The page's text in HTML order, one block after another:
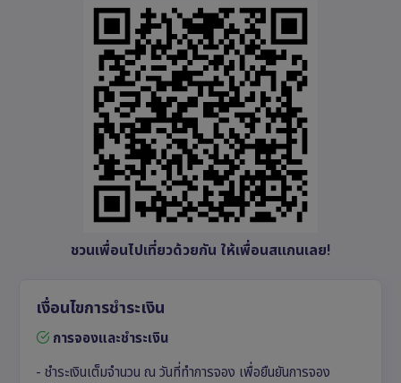
ชวนเพื่อนไปเที่ยวด้วยกัน ให้เพื่อนสแกนเลย!
เงื่อนไขการชำระเงิน
การจองและชำระเงิน
- ชำระเงินเต็มจำนวน ณ วันที่ทำการจอง เพื่อยืนยันการจอง